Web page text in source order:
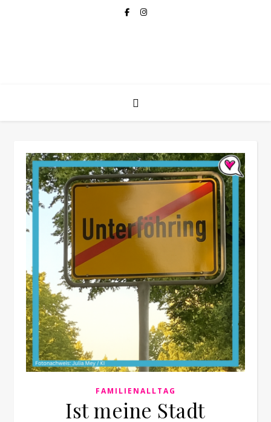
FAMILIENALLTAG
Ist meine Stadt